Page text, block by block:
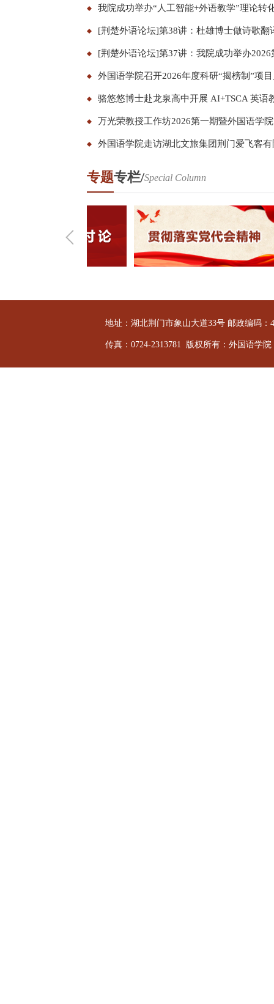
我院成功举办“人工智能+外语教学”理论转
[荆楚外语论坛]第38讲：杜雄博士做诗歌翻
[荆楚外语论坛]第37讲：我院成功举办
外国语学院召开2026年度科研“揭榜制”项
骆悠悠博士赴龙泉高中开展 AI+TSCA 英语
万光荣教授工作坊2026第一期暨外国语学
外国语学院走访湖北文旅集团荆门爱飞客
专题专栏/Special Column
地址：湖北荆门市象山大道33号 邮政编码：
传真：0724-2313781 版权所有：外国语学院